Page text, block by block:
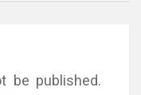
be published.